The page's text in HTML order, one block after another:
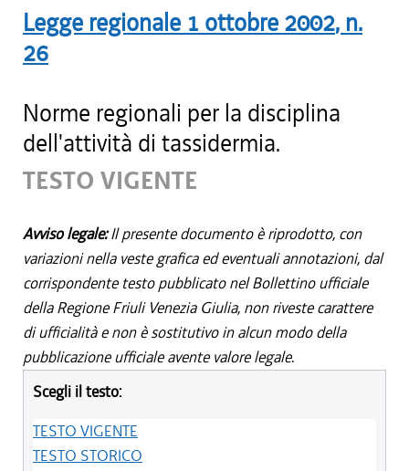
Legge regionale 1 ottobre 2002, n.
26
Norme regionali per la disciplina
dell'attività di tassidermia.
TESTO VIGENTE
Avviso legale:Il presente documento è riprodotto, con
variazioni nella veste grafica ed eventuali annotazioni, dal
corrispondente testo pubblicato nel Bollettino ufficiale
della Regione Friuli Venezia Giulia, non riveste carattere
di ufficialità e non è sostitutivo in alcun modo della
pubblicazione ufficiale avente valore legale.
Scegli il testo:
TESTO VIGENTE
TESTO STORICO